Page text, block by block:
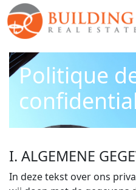
Politique
I. ALGEMENE
In deze tekst over ons